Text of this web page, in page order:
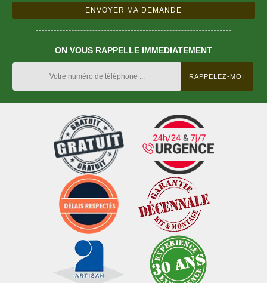
ON VOUS RAPPELLE IMMEDIATEMENT